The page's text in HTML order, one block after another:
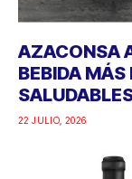
AZACONSA
BEBIDA MÁS
22 JULIO, 2026